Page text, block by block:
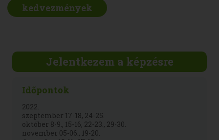
kedvezmények
Jelentkezem a képzésre
Időpontok
2022.
szeptember 17-18, 24-25.
október 8-9., 15-16, 22-23., 29-30.
november 05-06., 19-20.